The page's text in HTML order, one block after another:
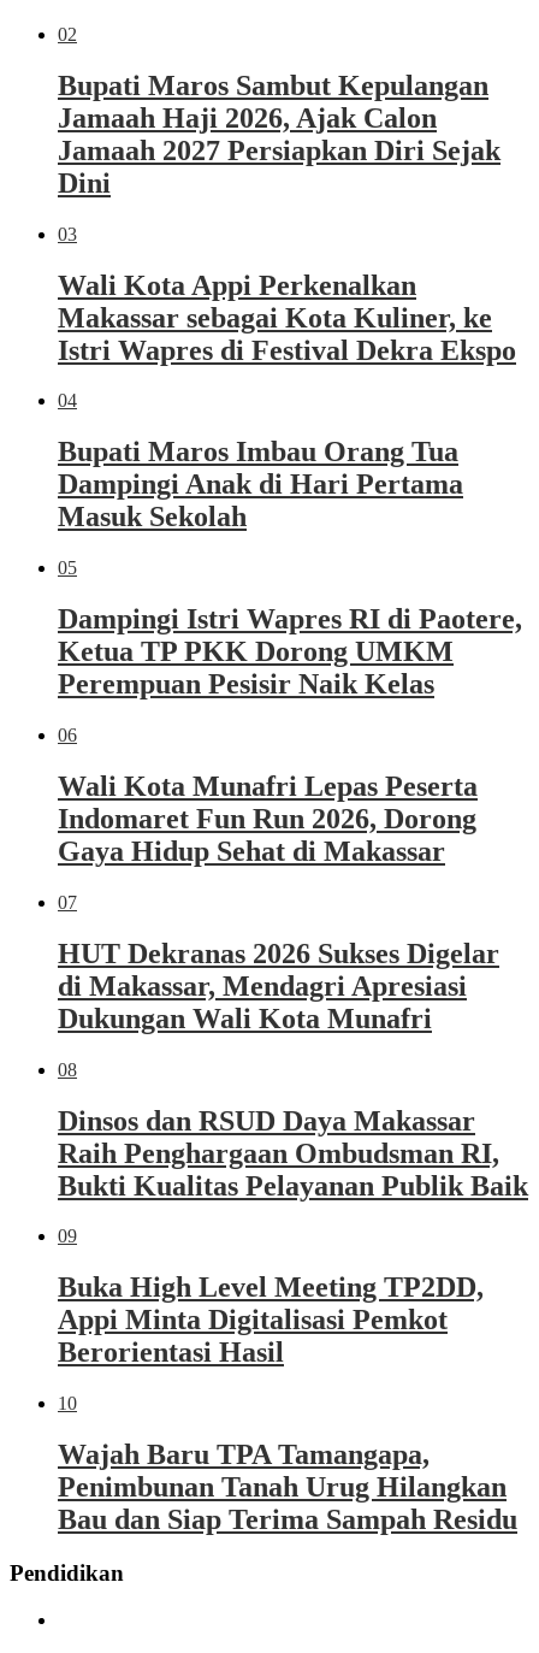
02
Bupati Maros Sambut Kepulangan
Jamaah Haji 2026, Ajak Calon
Jamaah 2027 Persiapkan Diri Sejak
Dini
03
Wali Kota Appi Perkenalkan
Makassar sebagai Kota Kuliner, ke
Istri Wapres di Festival Dekra Ekspo
04
Bupati Maros Imbau Orang Tua
Dampingi Anak di Hari Pertama
Masuk Sekolah
05
Dampingi Istri Wapres RI di Paotere,
Ketua TP PKK Dorong UMKM
Perempuan Pesisir Naik Kelas
06
Wali Kota Munafri Lepas Peserta
Indomaret Fun Run 2026, Dorong
Gaya Hidup Sehat di Makassar
07
HUT Dekranas 2026 Sukses Digelar
di Makassar, Mendagri Apresiasi
Dukungan Wali Kota Munafri
08
Dinsos dan RSUD Daya Makassar
Raih Penghargaan Ombudsman RI,
Bukti Kualitas Pelayanan Publik Baik
09
Buka High Level Meeting TP2DD,
Appi Minta Digitalisasi Pemkot
Berorientasi Hasil
10
Wajah Baru TPA Tamangapa,
Penimbunan Tanah Urug Hilangkan
Bau dan Siap Terima Sampah Residu
Pendidikan